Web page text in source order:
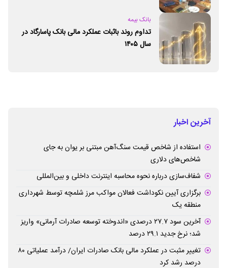
بانک بیمه
تداوم روند باثبات عملکرد مالی بانک پاسارگاد در
سال ۱۴۰۵
آخرین اخبار
استفاده از شاخص قیمت سنگ‌آهن مبتنی بر یوان به جای
شاخص‌های دلاری
شفاف‌سازی درباره نحوه محاسبه اینترنت داخلی و بین‌المللی
برگزاری آیین نکوداشت فعالان مواکب مرز شلمچه توسط شهرداری
منطقه یک
آخرین سود ۲۷.۷ درصدی «اندوخته توسعه صادرات آرمانی» واریز
شد؛ نرخ جدید ۲۹.۱ درصد
تغییر مثبت در عملکرد مالی بانک صادرات ایران/ درآمد عملیاتی ۸۰
درصد رشد کرد